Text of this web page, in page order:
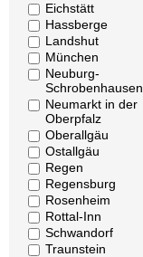
Eichstätt
Hassberge
Landshut
München
Neuburg-
Schrobenhausen
Neumarkt in der
Oberpfalz
Oberallgäu
Ostallgäu
Regen
Regensburg
Rosenheim
Rottal-Inn
Schwandorf
Traunstein